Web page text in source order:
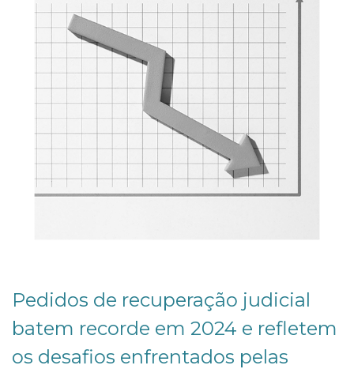
Pedidos de recuperação judicial
batem recorde em 2024 e refletem
os desafios enfrentados pelas